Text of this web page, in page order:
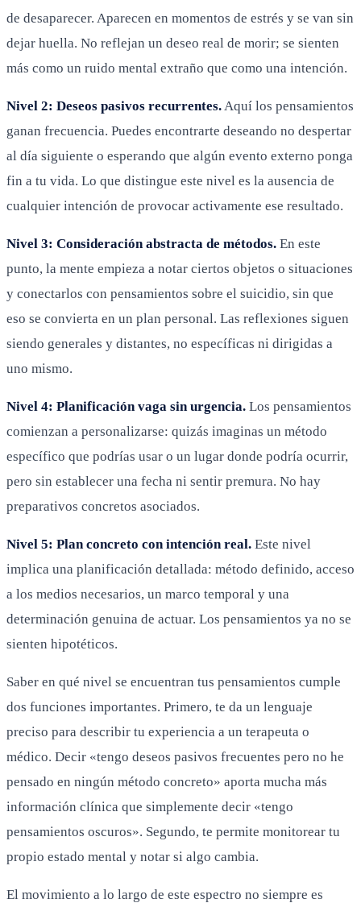
de desaparecer. Aparecen en momentos de estrés y se van sin
dejar huella. No reflejan un deseo real de morir; se sienten
más como un ruido mental extraño que como una intención.
Nivel 2: Deseos pasivos recurrentes. Aquí los pensamientos
ganan frecuencia. Puedes encontrarte deseando no despertar
al día siguiente o esperando que algún evento externo ponga
fin a tu vida. Lo que distingue este nivel es la ausencia de
cualquier intención de provocar activamente ese resultado.
Nivel 3: Consideración abstracta de métodos. En este
punto, la mente empieza a notar ciertos objetos o situaciones
y conectarlos con pensamientos sobre el suicidio, sin que
eso se convierta en un plan personal. Las reflexiones siguen
siendo generales y distantes, no específicas ni dirigidas a
uno mismo.
Nivel 4: Planificación vaga sin urgencia. Los pensamientos
comienzan a personalizarse: quizás imaginas un método
específico que podrías usar o un lugar donde podría ocurrir,
pero sin establecer una fecha ni sentir premura. No hay
preparativos concretos asociados.
Nivel 5: Plan concreto con intención real. Este nivel
implica una planificación detallada: método definido, acceso
a los medios necesarios, un marco temporal y una
determinación genuina de actuar. Los pensamientos ya no se
sienten hipotéticos.
Saber en qué nivel se encuentran tus pensamientos cumple
dos funciones importantes. Primero, te da un lenguaje
preciso para describir tu experiencia a un terapeuta o
médico. Decir «tengo deseos pasivos frecuentes pero no he
pensado en ningún método concreto» aporta mucha más
información clínica que simplemente decir «tengo
pensamientos oscuros». Segundo, te permite monitorear tu
propio estado mental y notar si algo cambia.
El movimiento a lo largo de este espectro no siempre es